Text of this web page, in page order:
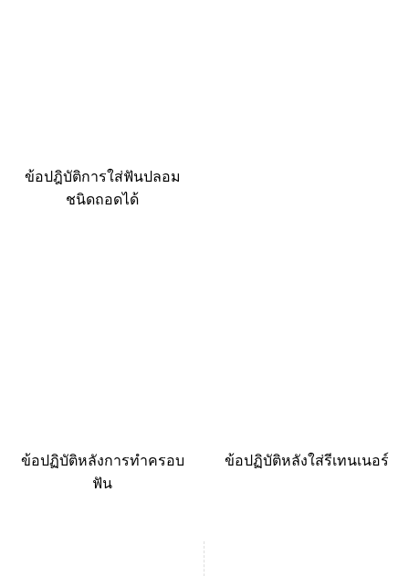
ข้อปฎิบัติการใส่ฟันปลอม
ชนิดถอดได้
ข้อปฏิบัติหลังการทำครอบ
ฟัน
ข้อปฏิบัติหลังใส่รีเทนเนอร์